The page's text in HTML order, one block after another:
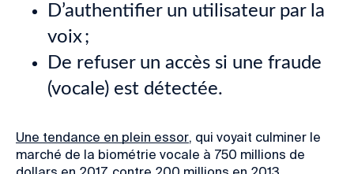
D’authentifier un utilisateur par la
voix ;
De refuser un accès si une fraude
(vocale) est détectée.
Une tendance en plein essor, qui voyait culminer le
marché de la biométrie vocale à 750 millions de